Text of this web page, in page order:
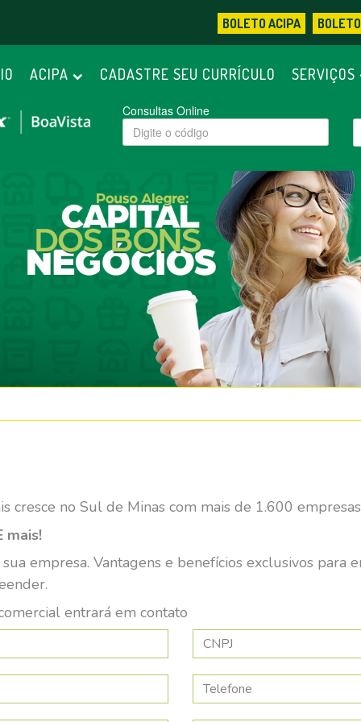
BOLETO ACIPA
ACIPA CADASTRE SEU CURRÍCULO SERVIÇOS
Consultas Online
cresce no Sul de Minas com mais de 1.600 empresas
mais!
empresa. Vantagens e benefícios exclusivos para
entrará em contato